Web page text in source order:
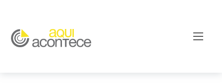
googleb82de9a22cec23e8.html